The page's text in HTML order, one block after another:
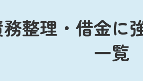
整理・借金に
一覧